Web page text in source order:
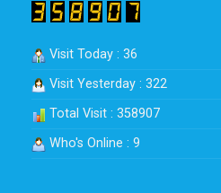
Visit Today : 36
Visit Yesterday : 322
Total Visit : 358907
Who's Online : 9